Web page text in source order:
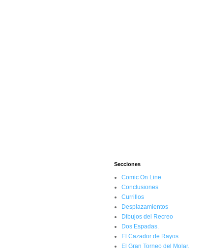
Secciones
Comic On Line
Conclusiones
Currillos
Desplazamientos
Dibujos del Recreo
Dos Espadas.
El Cazador de Rayos.
El Gran Torneo del Molar.